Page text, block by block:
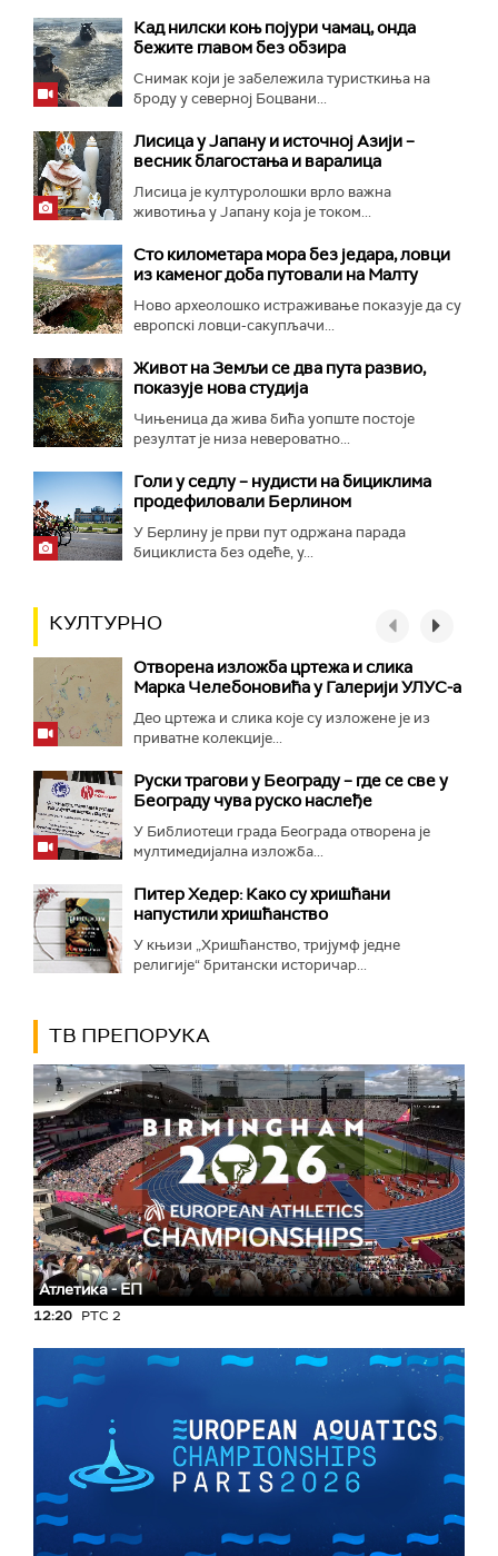
Кад нилски коњ појури чамац, онда
бежите главом без обзира
Снимак који је забележила туристкиња на
броду у северној Боцвани...
Лисица у Јапану и источној Азији –
весник благостања и варалица
Лисица је културолошки врло важна
животиња у Јапану која је током...
Сто километара мора без једара, ловци
из каменог доба путовали на Малту
Ново археолошко истраживање показује да су
европскi ловци-сакупљачи...
Живот на Земљи се два пута развио,
показује нова студија
Чињеница да жива бића уопште постоје
резултат је низа невероватно...
Голи у седлу – нудисти на бициклима
продефиловали Берлином
У Берлину је први пут одржана парада
бициклиста без одеће, у...
КУЛТУРНО
Отворена изложба цртежа и слика
Марка Челебоновића у Галерији УЛУС-а
Део цртежа и слика које су изложене је из
приватне колекције...
Руски трагови у Београду – где се све у
Београду чува руско наслеђе
У Библиотеци града Београда отворена је
мултимедијална изложба...
Питер Хедер: Како су хришћани
напустили хришћанство
У књизи „Хришћанство, тријумф једне
религије“ британски историчар...
ТВ ПРЕПОРУКА
Атлетика - ЕП
12:20 РТС 2